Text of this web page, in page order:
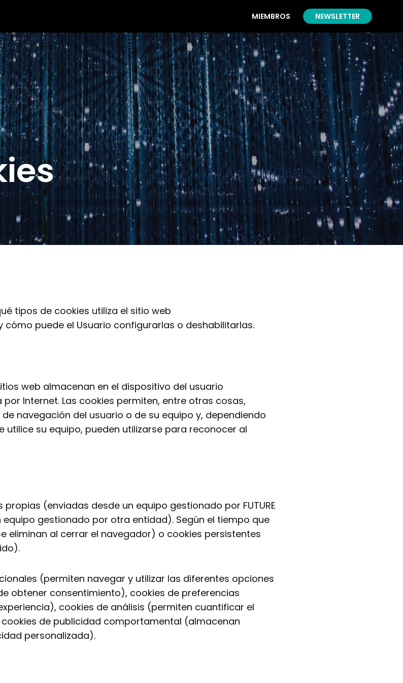
MIEMBROS NEWSLETTER
tipos de cookies utiliza el sitio web
puede el Usuario configurarlas o deshabilitarlas.
web almacenan en el dispositivo del usuario
Internet. Las cookies permiten, entre otras cosas,
navegación del usuario o de su equipo y, dependiendo
su equipo, pueden utilizarse para reconocer al
(enviadas desde un equipo gestionado por FUTURE
equipo gestionado por otra entidad). Según el tiempo que
eliminan al cerrar el navegador) o cookies persistentes
(permiten navegar y utilizar las diferentes opciones
obtener consentimiento), cookies de preferencias
cookies de análisis (permiten cuantificar el
de publicidad comportamental (almacenan
personalizada).